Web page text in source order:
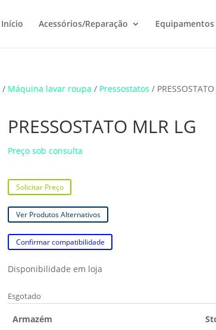
Início Acessórios/Reparação
/ Máquina lavar roupa / Pressostatos / PRESSOSTATO
PRESSOSTATO MLR LG
Preço sob consulta
Solicitar Preço
Ver Produtos Alternativos
Confirmar compatibilidade
Disponibilidade em loja
Esgotado
Armazém